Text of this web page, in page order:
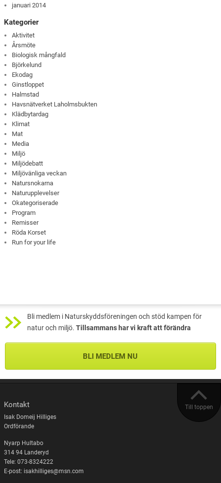
januari 2014
Kategorier
Aktivitet
Årsmöte
Biologisk mångfald
Björkelund
Ekodag
Ginstloppet
Halmstad
Havsnätverket Laholmsbukten
Klädbytardag
Klimat
Mat
Media
Miljö
Miljödebatt
Miljövänliga veckan
Natursnokarna
Naturupplevelser
Okategoriserade
Program
Remisser
Röda Korset
Run for your life
Bli medlem i Naturskyddsföreningen och stöd kampen för
natur och miljö. Tillsammans har vi kraft att förändra
BLI MEDLEM NU
Till toppen
Kontakt
Isak Domeij Hilliges
Ordförande
Nyarp Hultabo
314 94 Landeryd
Tele: 073-8324222
E-post: isakhilliges@msn.com